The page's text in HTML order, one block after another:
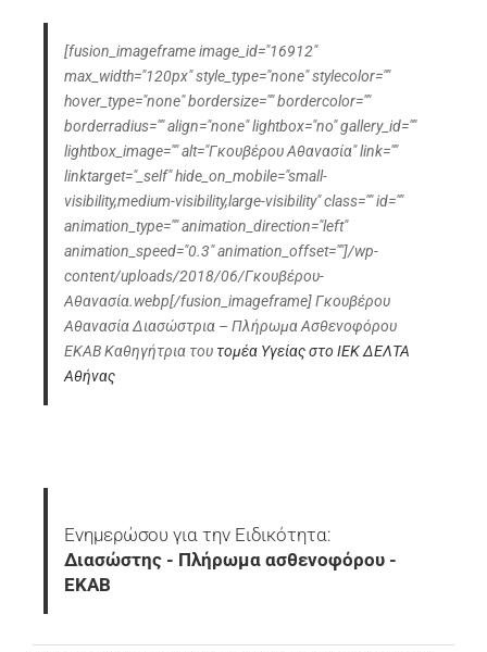
[fusion_imageframe image_id="16912"
max_width="120px" style_type="none" stylecolor=""
hover_type="none" bordersize="" bordercolor=""
borderradius="" align="none" lightbox="no" gallery_id=""
lightbox_image="" alt="Γκουβέρου Αθανασία" link=""
linktarget="_self" hide_on_mobile="small-
visibility,medium-visibility,large-visibility" class="" id=""
animation_type="" animation_direction="left"
animation_speed="0.3" animation_offset=""]/wp-
content/uploads/2018/06/Γκουβέρου-
Αθανασία.webp[/fusion_imageframe] Γκουβέρου
Αθανασία Διασώστρια – Πλήρωμα Ασθενοφόρου
ΕΚΑΒ Καθηγήτρια του τομέα Υγείας στο ΙΕΚ ΔΕΛΤΑ
Αθήνας
Ενημερώσου για την Ειδικότητα:
Διασώστης - Πλήρωμα ασθενοφόρου -
ΕΚΑΒ